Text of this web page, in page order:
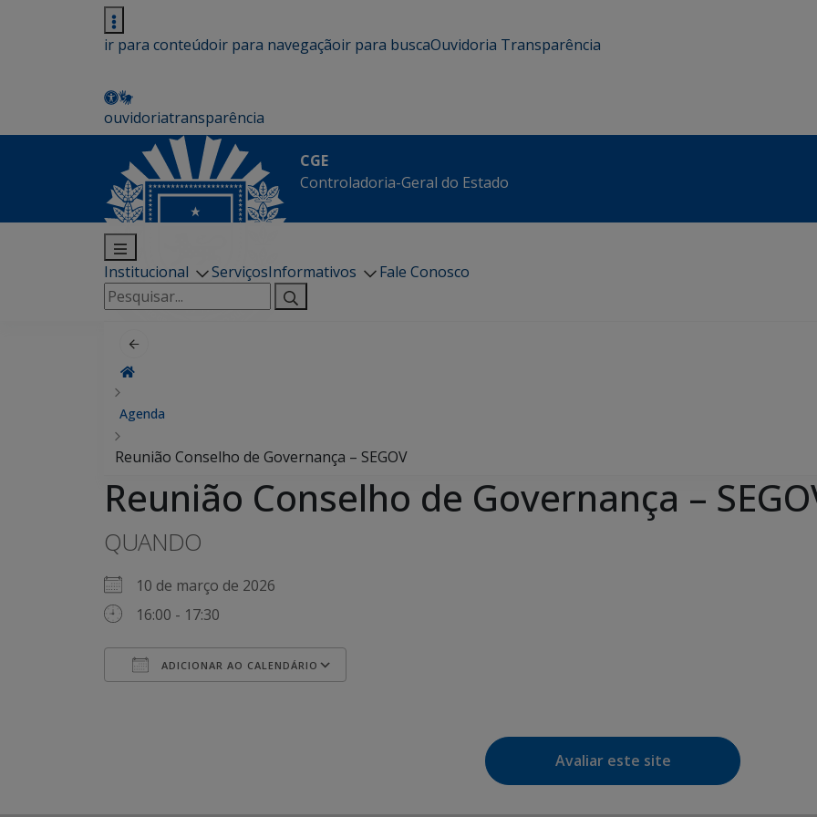
ir para conteúdoir para navegaçãoir para buscaOuvidoria Transparência
ouvidoriatransparência
CGE
Controladoria-Geral do Estado
Institucional ServiçosInformativos
Fale Conosco
Pesquisar
por:
Agenda
Reunião Conselho de Governança – SEGOV
Reunião Conselho de Governança –
QUANDO
10 de março de 2026
16:00 - 17:30
ADICIONAR AO CALENDÁRIO
Avaliar este site